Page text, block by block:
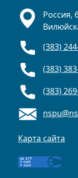
Россия,
(383)
(383)
(383)
Карта сайта